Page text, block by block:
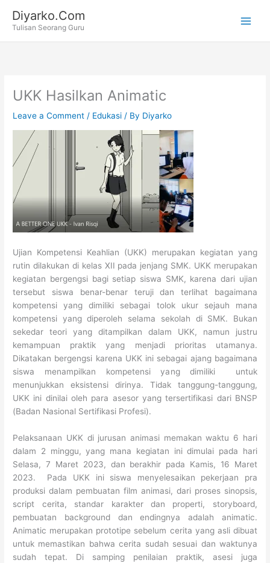
content
Diyarko.Com
Tulisan Seorang Guru
UKK Hasilkan Animatic
Leave a Comment / Edukasi / By Diyarko
Ujian Kompetensi Keahlian (UKK) merupakan kegiatan yang
rutin dilakukan di kelas XII pada jenjang SMK. UKK merupakan
kegiatan bergengsi bagi setiap siswa SMK, karena dari ujian
tersebut siswa benar-benar teruji dan terlihat bagaimana
kompetensi yang dimiliki sebagai tolok ukur sejauh mana
kompetensi yang diperoleh selama sekolah di SMK. Bukan
sekedar teori yang ditampilkan dalam UKK, namun justru
kemampuan praktik yang menjadi prioritas utamanya.
Dikatakan bergengsi karena UKK ini sebagai ajang bagaimana
siswa menampilkan kompetensi yang dimiliki untuk
menunjukkan eksistensi dirinya. Tidak tanggung-tanggung,
UKK ini dinilai oleh para asesor yang tersertifikasi dari BNSP
(Badan Nasional Sertifikasi Profesi).
Pelaksanaan UKK di jurusan animasi memakan waktu 6 hari
dalam 2 minggu, yang mana kegiatan ini dimulai pada hari
Selasa, 7 Maret 2023, dan berakhir pada Kamis, 16 Maret
2023. Pada UKK ini siswa menyelesaikan pekerjaan pra
produksi dalam pembuatan film animasi, dari proses sinopsis,
script cerita, standar karakter dan properti, storyboard,
pembuatan background dan endingnya adalah animatic.
Animatic merupakan prototipe sebelum cerita yang asli dibuat
untuk memastikan bahwa cerita sudah sesuai dan waktunya
sudah tepat. Di samping penilaian praktik, asesi juga